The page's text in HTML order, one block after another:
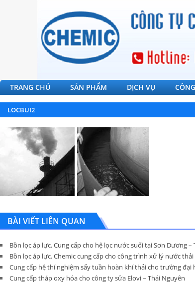
TRANG CHỦ SẢN PHẨM DỊCH VỤ
LOCBUI2
BÀI VIẾT LIÊN QUAN
Bồn lọc áp lực. Cung cấp cho hệ lọc nước suối tại Sơn Dương –
Bồn lọc áp lực. Chemic cung cấp cho công trình xử lý nước
Cung cấp hệ thí nghiệm sấy tuần hoàn khí thải cho trường đại
Cung cấp tháp oxy hóa cho công ty sửa Elovi – Thái Nguyên